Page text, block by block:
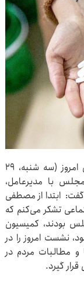
حسینعلی شهریاری در تشریح نشست نظارتی امروز (سه شنبه، ۲۹
با مدیرعامل،
ابتدا از مصطفی
تشکر می‌کنم که
بودند، کمیسیون
نشست امروز را در
و مطالبات مردم در
گیرد.